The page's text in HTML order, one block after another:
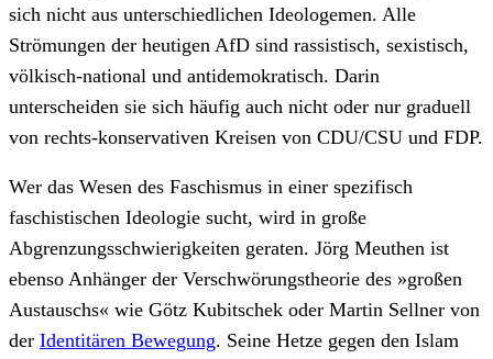
sich nicht aus unterschiedlichen Ideologemen. Alle
Strömungen der heutigen AfD sind rassistisch, sexistisch,
völkisch-national und antidemokratisch. Darin
unterscheiden sie sich häufig auch nicht oder nur graduell
von rechts-konservativen Kreisen von CDU/CSU und FDP.
Wer das Wesen des Faschismus in einer spezifisch
faschistischen Ideologie sucht, wird in große
Abgrenzungsschwierigkeiten geraten. Jörg Meuthen ist
ebenso Anhänger der Verschwörungstheorie des »großen
Austauschs« wie Götz Kubitschek oder Martin Sellner von
der Identitären Bewegung. Seine Hetze gegen den Islam